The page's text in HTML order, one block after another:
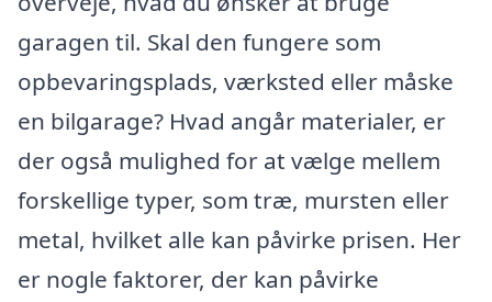
garagen til. Skal den fungere som
opbevaringsplads, værksted eller måske
en bilgarage? Hvad angår materialer, er
der også mulighed for at vælge mellem
forskellige typer, som træ, mursten eller
metal, hvilket alle kan påvirke prisen. Her
er nogle faktorer, der kan påvirke